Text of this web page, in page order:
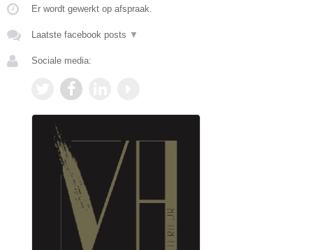
Er wordt gewerkt op afspraak.
Laatste facebook posts ▼
Sociale media: